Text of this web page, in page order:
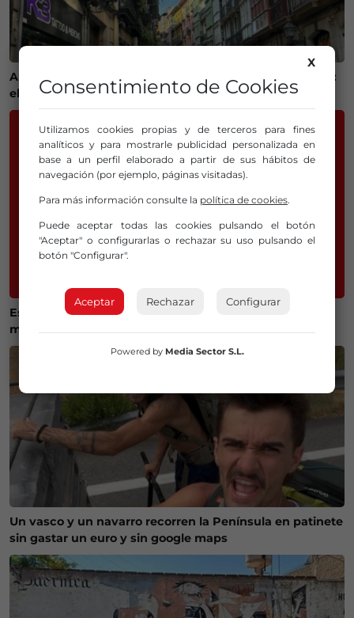
Alquilar un piso en Bilbao ya cuesta 1.600 euros al mes:
el precio sube un 6,7% en solo un año
Estos son los horarios de la OTA en Bilbao durante el
mes de agosto
Un vasco y un navarro recorren la Península en patinete
sin gastar un euro y sin google maps
X
Consentimiento de Cookies
Utilizamos cookies propias y de terceros para fines
analíticos y para mostrarle publicidad personalizada en
base a un perfil elaborado a partir de sus hábitos de
navegación (por ejemplo, páginas visitadas).
Para más información consulte la política de cookies.
Puede aceptar todas las cookies pulsando el botón
"Aceptar" o configurarlas o rechazar su uso pulsando el
botón "Configurar".
Aceptar Rechazar Configurar
Powered by Media Sector S.L.